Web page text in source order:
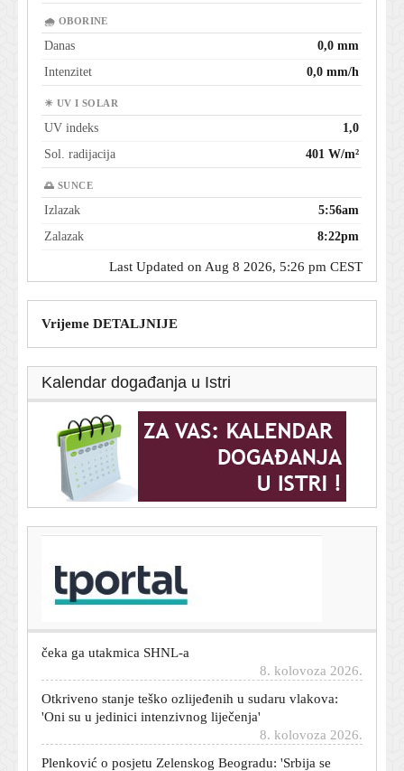
🌧 OBORINE
Danas
0,0 mm
Intenzitet
0,0 mm/h
☀ UV I SOLAR
UV indeks
1,0
Sol. radijacija
401 W/m²
🌅 SUNCE
Izlazak
5:56am
Zalazak
8:22pm
Last Updated on Aug 8 2026, 5:26 pm CEST
Vrijeme DETALJNIJE
Kalendar događanja u Istri
AS: Barcelona mijenja plan za Juliana Alvareza
čeka ga utakmica SHNL-a
Otkriveno stanje teško ozlijeđenih u sudaru vlakova:
'Oni su u jedinici intenzivnog liječenja'
8. kolovoza 2026.
Plenković o posjetu Zelenskog Beogradu: 'Srbija se
uvijek nalazi na prekretnici'